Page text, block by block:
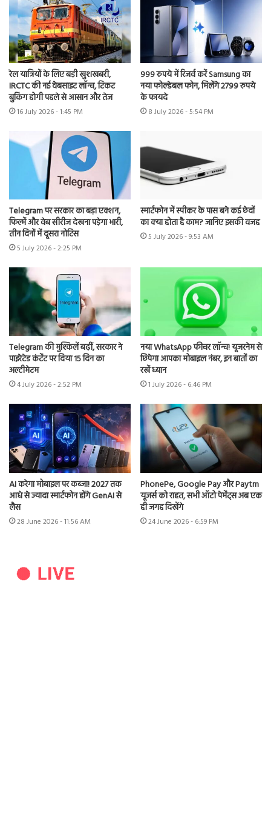
रेल यात्रियों के लिए बड़ी खुशखबरी,
IRCTC की नई वेबसाइट लॉन्च, टिकट
बुकिंग होगी पहले से आसान और तेज
16 July 2026 - 1:45 PM
999 रुपये में रिजर्व करें Samsung का
नया फोल्डेबल फोन, मिलेंगे 2799 रुपये
के फायदे
8 July 2026 - 5:54 PM
Telegram पर सरकार का बड़ा एक्शन,
फिल्में और वेब सीरीज देखना पड़ेगा भारी,
तीन दिनों में दूसरा नोटिस
5 July 2026 - 2:25 PM
स्मार्टफोन में स्पीकर के पास बने कई छेदों
का क्या होता है काम? जानिए इसकी वजह
5 July 2026 - 9:53 AM
Telegram की मुश्किलें बढ़ीं, सरकार ने
पाइरेटेड कंटेंट पर दिया 15 दिन का
अल्टीमेटम
4 July 2026 - 2:52 PM
नया WhatsApp फीचर लॉन्च! यूजरनेम से
छिपेगा आपका मोबाइल नंबर, इन बातों का
रखें ध्यान
1 July 2026 - 6:46 PM
AI करेगा मोबाइल पर कब्जा! 2027 तक
आधे से ज्यादा स्मार्टफोन होंगे GenAI से
लैस
28 June 2026 - 11:56 AM
PhonePe, Google Pay और Paytm
यूजर्स को राहत, सभी ऑटो पेमेंट्स अब एक
ही जगह दिखेंगे
24 June 2026 - 6:59 PM